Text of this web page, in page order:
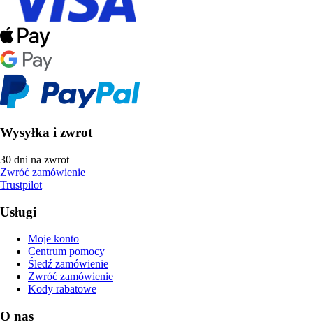
Wysyłka i zwrot
30 dni na zwrot
Zwróć zamówienie
Trustpilot
Usługi
Moje konto
Centrum pomocy
Śledź zamówienie
Zwróć zamówienie
Kody rabatowe
O nas